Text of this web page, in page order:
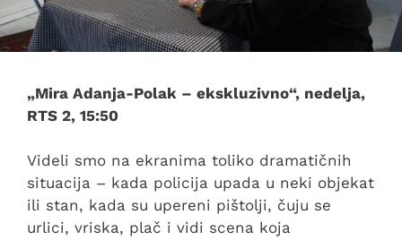
„Mira Adanja-Polak – ekskluzivno“, nedelja,
RTS 2, 15:50
Videli smo na ekranima toliko dramatičnih
situacija – kada policija upada u neki objekat
ili stan, kada su upereni pištolji, čuju se
urlici, vriska, plač i vidi scena koja